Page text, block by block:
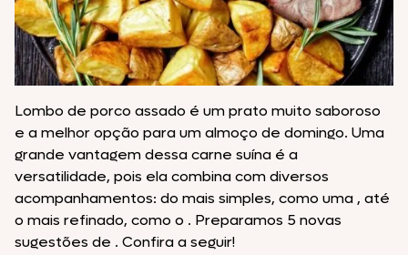
Lombo de porco assado é um prato muito saboroso
e a melhor opção para um almoço de domingo. Uma
grande vantagem dessa carne suína é a
versatilidade, pois ela combina com diversos
acompanhamentos: do mais simples, como uma , até
o mais refinado, como o . Preparamos 5 novas
sugestões de . Confira a seguir!